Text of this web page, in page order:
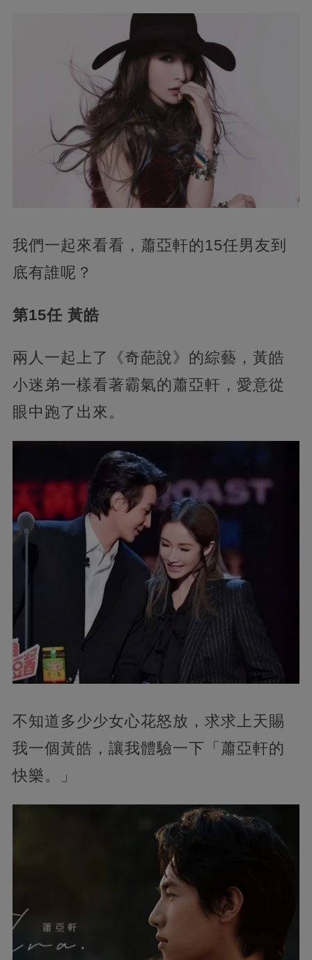
我們一起來看看，蕭亞軒的15任男友到
底有誰呢？
第15任 黃皓
兩人一起上了《奇葩說》的綜藝，黃皓
小迷弟一樣看著霸氣的蕭亞軒，愛意從
眼中跑了出來。
不知道多少少女心花怒放，求求上天賜
我一個黃皓，讓我體驗一下「蕭亞軒的
快樂。」